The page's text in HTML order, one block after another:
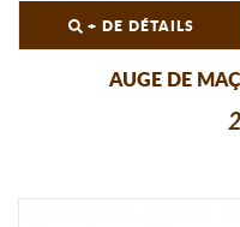
+ DE DÉTAILS
AUGE DE